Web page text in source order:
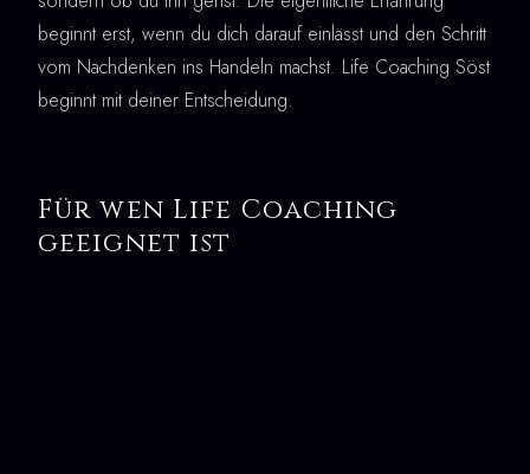
beginnt erst, wenn du dich darauf einlässt und den Schritt
vom Nachdenken ins Handeln machst. Life Coaching Söst
beginnt mit deiner Entscheidung.
Für wen Life Coaching
geeignet ist